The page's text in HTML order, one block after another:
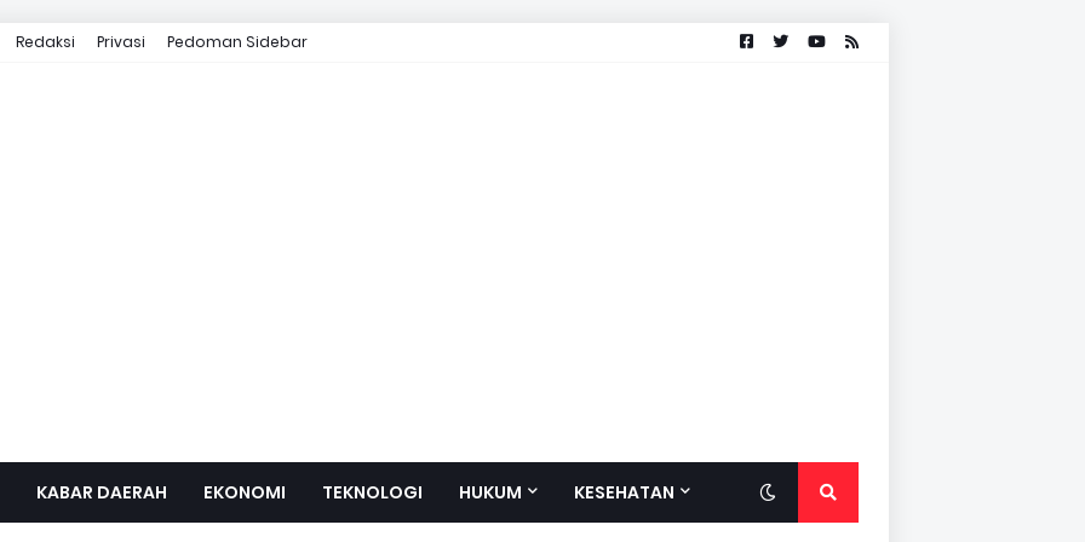
Redaksi Privasi Pedoman Sidebar
KABAR DAERAH EKONOMI TEKNOLOGI HUKUM KESEHATAN